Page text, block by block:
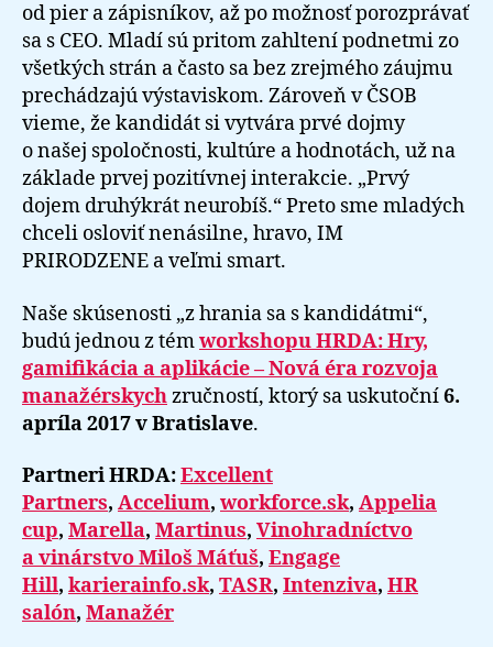
od pier a zápisníkov, až po možnosť porozprávať
sa s CEO. Mladí sú pritom zahltení podnetmi zo
všetkých strán a často sa bez zrejmého záujmu
prechádzajú výstaviskom. Zároveň v ČSOB
vieme, že kandidát si vytvára prvé dojmy
o našej spoločnosti, kultúre a hodnotách, už na
základe prvej pozitívnej interakcie. „Prvý
dojem druhýkrát neurobíš.“ Preto sme mladých
chceli osloviť nenásilne, hravo, IM
PRIRODZENE a veľmi smart.
Naše skúsenosti „z hrania sa s kandidátmi“,
budú jednou z témworkshopu HRDA: Hry,
gamifikácia a aplikácie – Nová éra rozvoja
manažérskychzručností, ktorý sa uskutoční6.
apríla 2017 v Bratislave.
Partneri HRDA:Excellent
Partners, Accelium, workforce.sk, Appelia
cup, Marella, Martinus, Vinohradníctvo
a vinárstvo Miloš Máťuš, Engage
Hill, karierainfo.sk, TASR, Intenziva, HR
salón, Manažér